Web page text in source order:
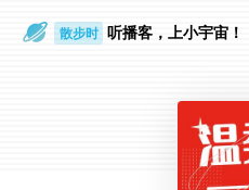
散步时
通勤路上
听播客，上小宇宙！